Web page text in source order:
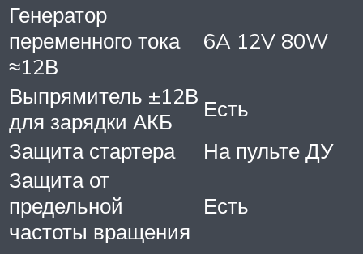
Генератор
переменного тока
≈12В
6A 12V 80W
Выпрямитель ±12В
для зарядки АКБ
Есть
Защита стартера
На пульте ДУ
Защита от
предельной
частоты вращения
Есть